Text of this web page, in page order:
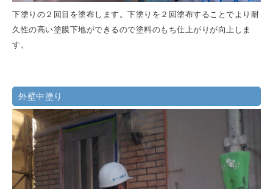
下塗りの２回目を塗布します。下塗りを２回塗布することでより耐
久性の高い塗膜下地ができるので塗料のもち仕上がりが向上しま
す。
外壁中塗り